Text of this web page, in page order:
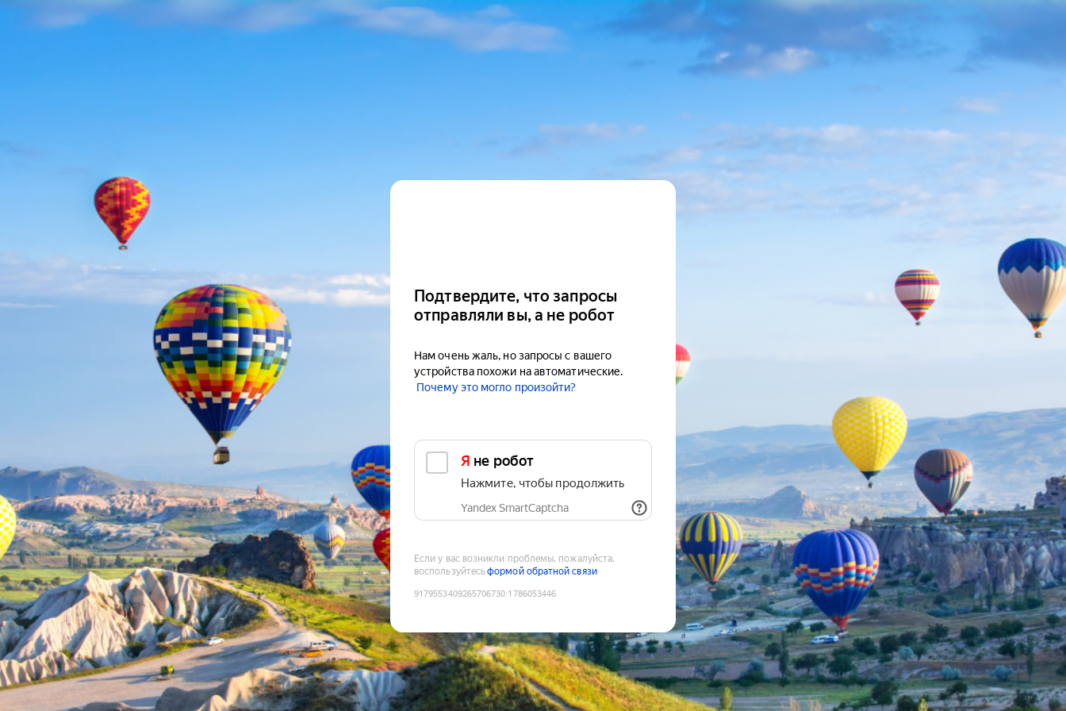
Подтвердите, что запросы
отправляли вы, а не робот
Нам очень жаль, но запросы с вашего
устройства похожи на автоматические.
Почему это могло произойти?
Я не робот
Нажмите, чтобы продолжить
Yandex SmartCaptcha
Если у вас возникли проблемы, пожалуйста,
воспользуйтесьформой обратной связи
9179553409265706730:1786053446